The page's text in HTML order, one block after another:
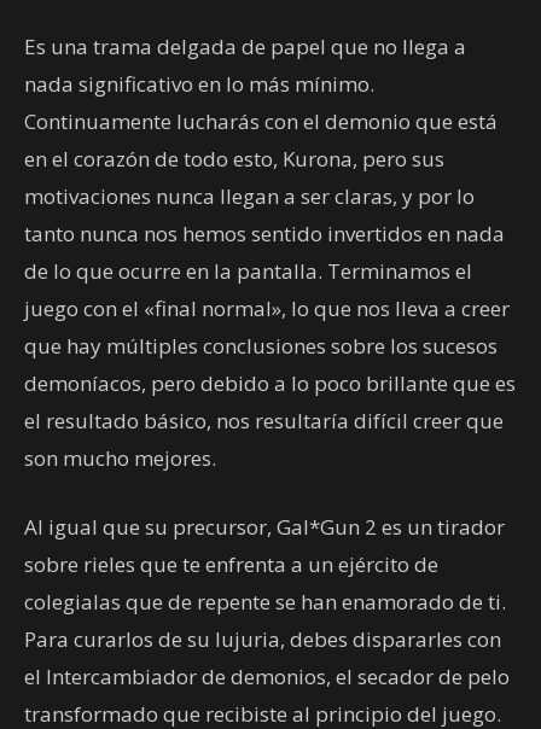
Es una trama delgada de papel que no llega a
nada significativo en lo más mínimo.
Continuamente lucharás con el demonio que está
en el corazón de todo esto, Kurona, pero sus
motivaciones nunca llegan a ser claras, y por lo
tanto nunca nos hemos sentido invertidos en nada
de lo que ocurre en la pantalla. Terminamos el
juego con el «final normal», lo que nos lleva a creer
que hay múltiples conclusiones sobre los sucesos
demoníacos, pero debido a lo poco brillante que es
el resultado básico, nos resultaría difícil creer que
son mucho mejores.
Al igual que su precursor, Gal*Gun 2 es un tirador
sobre rieles que te enfrenta a un ejército de
colegialas que de repente se han enamorado de ti.
Para curarlos de su lujuria, debes dispararles con
el Intercambiador de demonios, el secador de pelo
transformado que recibiste al principio del juego.